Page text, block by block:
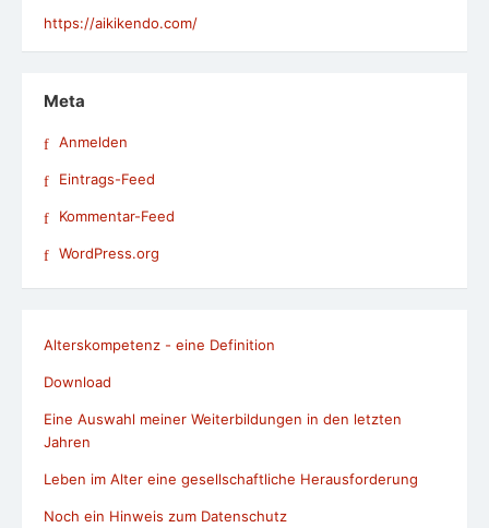
https://aikikendo.com/
Meta
Anmelden
Eintrags-Feed
Kommentar-Feed
WordPress.org
Alterskompetenz - eine Definition
Download
Eine Auswahl meiner Weiterbildungen in den letzten
Jahren
Leben im Alter eine gesellschaftliche Herausforderung
Noch ein Hinweis zum Datenschutz